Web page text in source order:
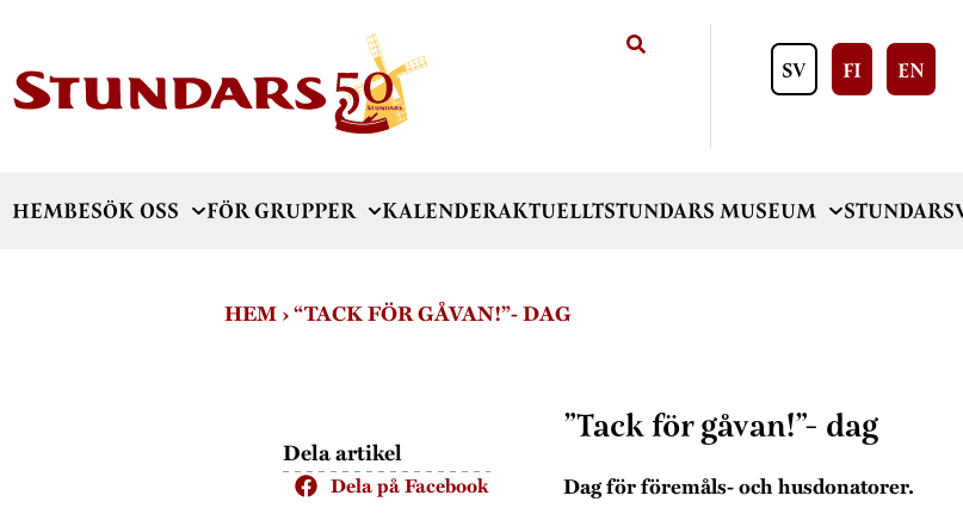
SV FI EN
HEMBESÖK OSS FÖR GRUPPER KALENDERAKTUELLTSTUNDARS MUSEUM
HEM›“TACK FÖR GÅVAN!”- DAG
Dela artikel
Dela på Facebook
”Tack för gåvan!”- dag
Dag för föremåls- och husdonatorer.